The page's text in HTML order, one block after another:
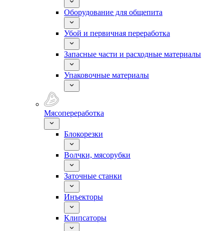
Оборудование для общепита
Убой и первичная переработка
Запасные части и расходные материалы
Упаковочные материалы
Мясопереработка
Блокорезки
Волчки, мясорубки
Заточные станки
Инъекторы
Клипсаторы